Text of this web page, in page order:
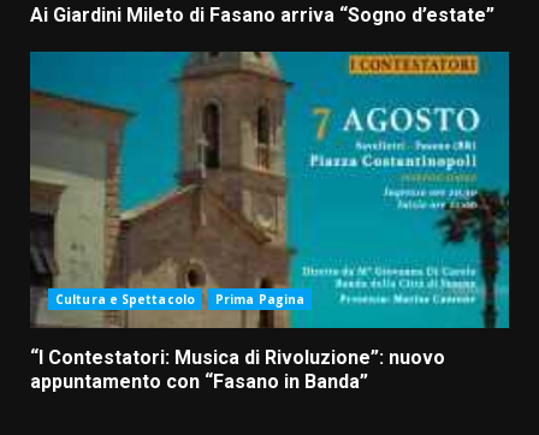
Ai Giardini Mileto di Fasano arriva “Sogno d’estate”
Cultura e Spettacolo Prima Pagina
“I Contestatori: Musica di Rivoluzione”: nuovo
appuntamento con “Fasano in Banda”